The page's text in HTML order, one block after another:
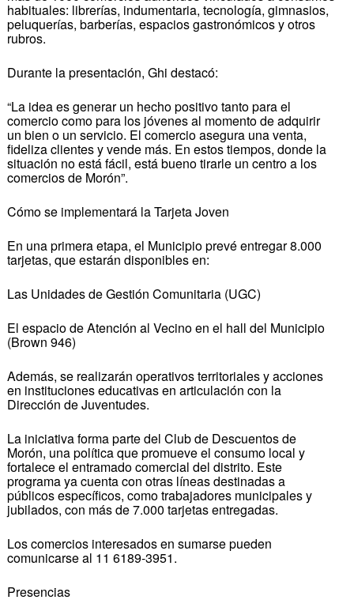
habituales: librerías, indumentaria, tecnología, gimnasios,
peluquerías, barberías, espacios gastronómicos y otros
rubros.
Durante la presentación, Ghi destacó:
“La idea es generar un hecho positivo tanto para el
comercio como para los jóvenes al momento de adquirir
un bien o un servicio. El comercio asegura una venta,
fideliza clientes y vende más. En estos tiempos, donde la
situación no está fácil, está bueno tirarle un centro a los
comercios de Morón”.
Cómo se implementará la Tarjeta Joven
En una primera etapa, el Municipio prevé entregar 8.000
tarjetas, que estarán disponibles en:
Las Unidades de Gestión Comunitaria (UGC)
El espacio de Atención al Vecino en el hall del Municipio
(Brown 946)
Además, se realizarán operativos territoriales y acciones
en instituciones educativas en articulación con la
Dirección de Juventudes.
La iniciativa forma parte del Club de Descuentos de
Morón, una política que promueve el consumo local y
fortalece el entramado comercial del distrito. Este
programa ya cuenta con otras líneas destinadas a
públicos específicos, como trabajadores municipales y
jubilados, con más de 7.000 tarjetas entregadas.
Los comercios interesados en sumarse pueden
comunicarse al 11 6189-3951.
Presencias